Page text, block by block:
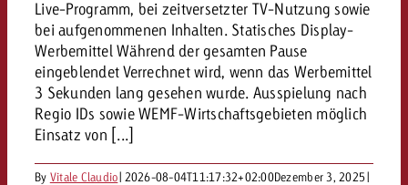
Live-Programm, bei zeitversetzter TV-Nutzung sowie
bei aufgenommenen Inhalten. Statisches Display-
Werbemittel Während der gesamten Pause
eingeblendet Verrechnet wird, wenn das Werbemittel
3 Sekunden lang gesehen wurde. Ausspielung nach
Regio IDs sowie WEMF-Wirtschaftsgebieten möglich
Einsatz von [...]
By Vitale Claudio| 2026-08-04T11:17:32+02:00Dezember 3, 2025|